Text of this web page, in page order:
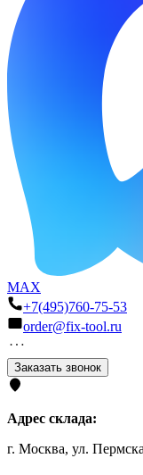
MAX
+7(495)760-75-53
order@fix-tool.ru
Заказать звонок
Адрес склада:
г. Москва, ул.